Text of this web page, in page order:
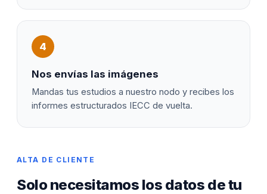
4
Nos envías las imágenes
Mandas tus estudios a nuestro nodo y recibes los
informes estructurados IECC de vuelta.
ALTA DE CLIENTE
Solo necesitamos los datos de tu